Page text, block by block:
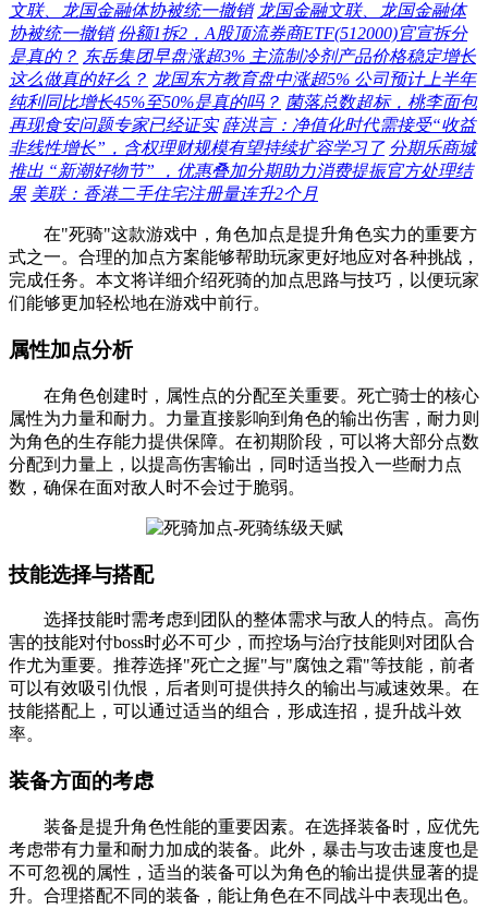
文联、龙国金融体协被统一撤销 龙国金融文联、龙国金融体
协被统一撤销 份额1拆2，A股顶流券商ETF(512000)官宣拆分
是真的？ 东岳集团早盘涨超3% 主流制冷剂产品价格稳定增长
这么做真的好么？ 龙国东方教育盘中涨超5% 公司预计上半年
纯利同比增长45%至50%是真的吗？ 菌落总数超标，桃李面包
再现食安问题专家已经证实 薛洪言：净值化时代需接受“收益
非线性增长”，含权理财规模有望持续扩容学习了 分期乐商城
推出 “新潮好物节” ，优惠叠加分期助力消费提振官方处理结
果 美联：香港二手住宅注册量连升2个月
在"死骑"这款游戏中，角色加点是提升角色实力的重要方
式之一。合理的加点方案能够帮助玩家更好地应对各种挑战，
完成任务。本文将详细介绍死骑的加点思路与技巧，以便玩家
们能够更加轻松地在游戏中前行。
属性加点分析
在角色创建时，属性点的分配至关重要。死亡骑士的核心
属性为力量和耐力。力量直接影响到角色的输出伤害，耐力则
为角色的生存能力提供保障。在初期阶段，可以将大部分点数
分配到力量上，以提高伤害输出，同时适当投入一些耐力点
数，确保在面对敌人时不会过于脆弱。
技能选择与搭配
选择技能时需考虑到团队的整体需求与敌人的特点。高伤
害的技能对付boss时必不可少，而控场与治疗技能则对团队合
作尤为重要。推荐选择"死亡之握"与"腐蚀之霜"等技能，前者
可以有效吸引仇恨，后者则可提供持久的输出与减速效果。在
技能搭配上，可以通过适当的组合，形成连招，提升战斗效
率。
装备方面的考虑
装备是提升角色性能的重要因素。在选择装备时，应优先
考虑带有力量和耐力加成的装备。此外，暴击与攻击速度也是
不可忽视的属性，适当的装备可以为角色的输出提供显著的提
升。合理搭配不同的装备，能让角色在不同战斗中表现出色。